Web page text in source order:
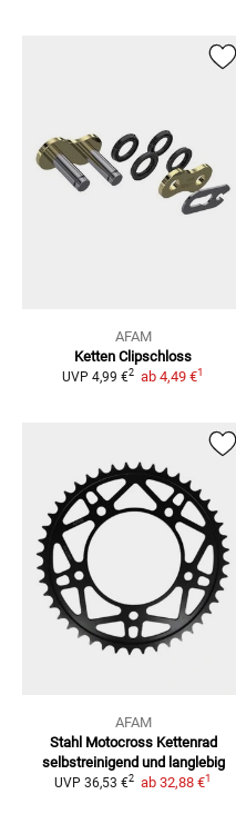
AFAM
Ketten Clipschloss
UVP 4,99 €2 ab 4,49 €1
AFAM
Stahl Motocross Kettenrad
selbstreinigend und langlebig
UVP 36,53 €2 ab 32,88 €1